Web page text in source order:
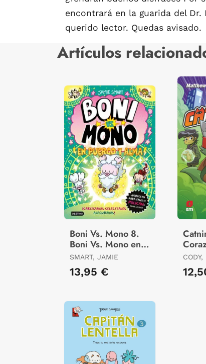
encontrará en la guarida del
querido lector. Quedas avisado.
Artículos
Boni Vs. Mono 8.
Boni Vs. Mono en
Puerco y Alma
SMART, JAMIE
13,95 €
CODY,